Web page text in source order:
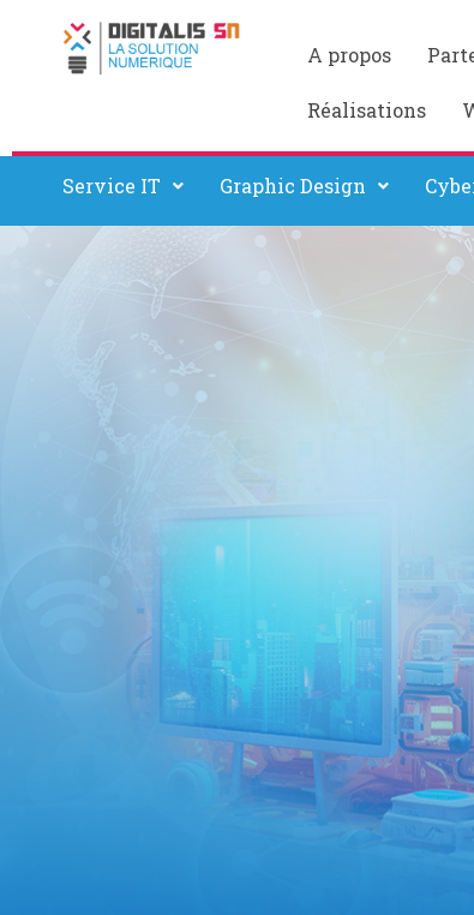
A propos
Réalisations
Service IT Graphic Design